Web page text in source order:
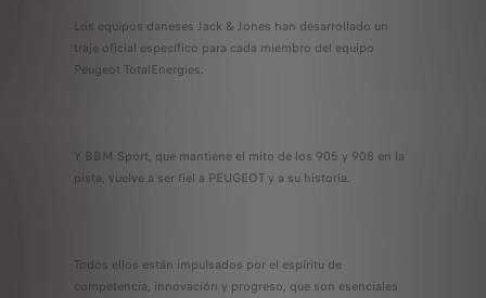
Los equipos daneses Jack & Jones han desarrollado un
traje oficial específico para cada miembro del equipo
Peugeot TotalEnergies.
Y BBM Sport, que mantiene el mito de los 905 y 908 en la
pista, vuelve a ser fiel a PEUGEOT y a su historia.
Todos ellos están impulsados por el espíritu de
competencia, innovación y progreso, que son esenciales